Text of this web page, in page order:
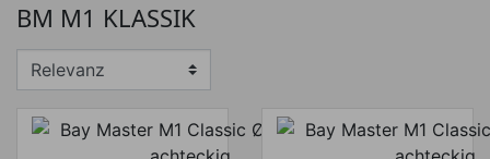
Preis von Preis bis
BM M1 KLASSIK